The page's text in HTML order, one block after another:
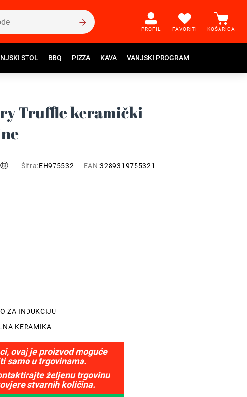
PROFIL FAVORITI KOŠARICA
STOL BBQ PIZZA KAVA VANJSKI PROGRAM
Truffle keramički
Šifra:EH975532 EAN:3289319755321
ZA INDUKCIJU
KERAMIKA
ovaj je proizvod moguće
samo u trgovinama.
željenu trgovinu
stvarnih količina.